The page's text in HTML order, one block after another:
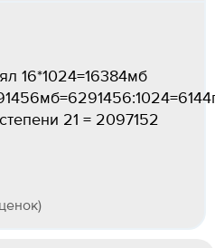
16*1024=16384мб
21 = 2097152